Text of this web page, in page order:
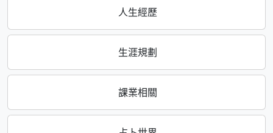
人生經歷
生涯規劃
課業相關